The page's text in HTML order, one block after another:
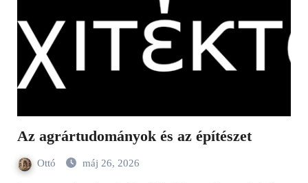
Az agrártudományok és az építészet
Ottó máj 26, 2026